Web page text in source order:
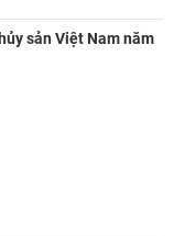
sản Việt Nam năm